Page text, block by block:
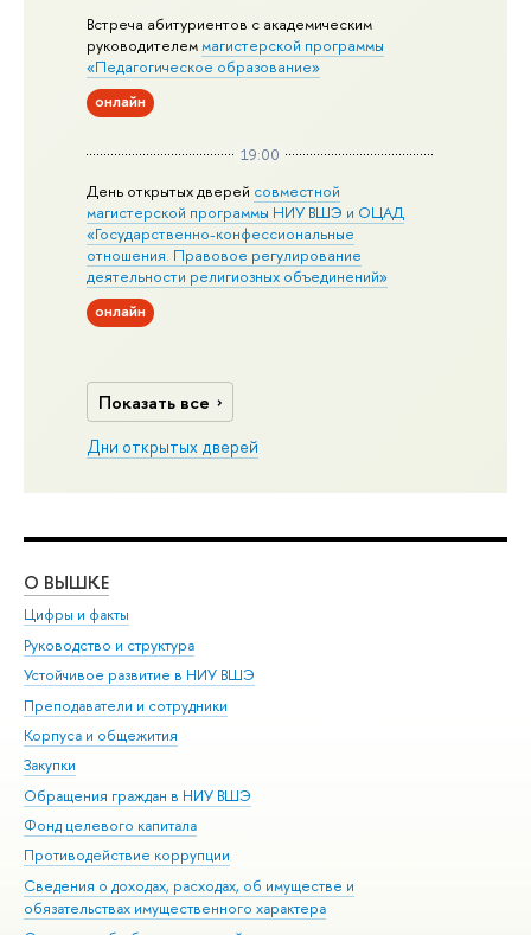
Встреча абитуриентов с академическим
руководителеммагистерской программы
«Педагогическое образование»
онлайн
19:00
День открытых дверей совместной
магистерской программы НИУ ВШЭ и ОЦАД
«Государственно-конфессиональные
отношения. Правовое регулирование
деятельности религиозных объединений»
онлайн
Показать все
Дни открытых дверей
О ВЫШКЕ
Цифры и факты
Руководство и структура
Устойчивое развитие в НИУ ВШЭ
Преподаватели и сотрудники
Корпуса и общежития
Закупки
Обращения граждан в НИУ ВШЭ
Фонд целевого капитала
Противодействие коррупции
Сведения о доходах, расходах, об имуществе и
обязательствах имущественного характера